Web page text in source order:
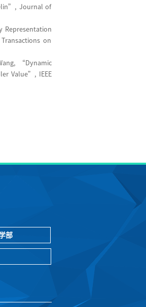
Journal of
Representation
on
“Dynamic
Value”, IEEE
部